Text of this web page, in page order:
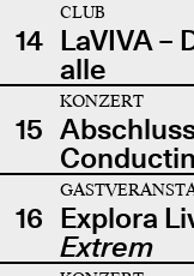
14
CLUB
LaVIVA –
alle
15
KONZERT
16 Explora
Extrem